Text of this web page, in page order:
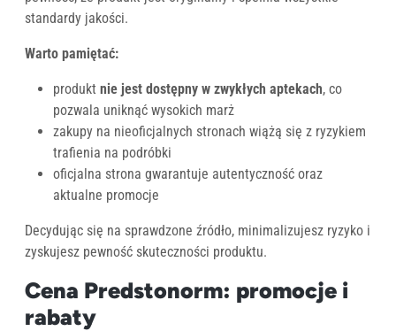
standardy jakości.
Warto pamiętać:
produkt nie jest dostępny w zwykłych aptekach, co
pozwala uniknąć wysokich marż
zakupy na nieoficjalnych stronach wiążą się z ryzykiem
trafienia na podróbki
oficjalna strona gwarantuje autentyczność oraz
aktualne promocje
Decydując się na sprawdzone źródło, minimalizujesz ryzyko i
zyskujesz pewność skuteczności produktu.
Cena Predstonorm: promocje i
rabaty